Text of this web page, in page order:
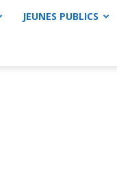
JEUNES PUBLICS